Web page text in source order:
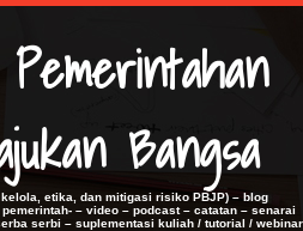
Pemerintahan
Bangsa
etika, dan mitigasi risiko PBJP) – blog
– video – podcast – catatan – senarai
serbi – suplementasi kuliah / tutorial / webinar